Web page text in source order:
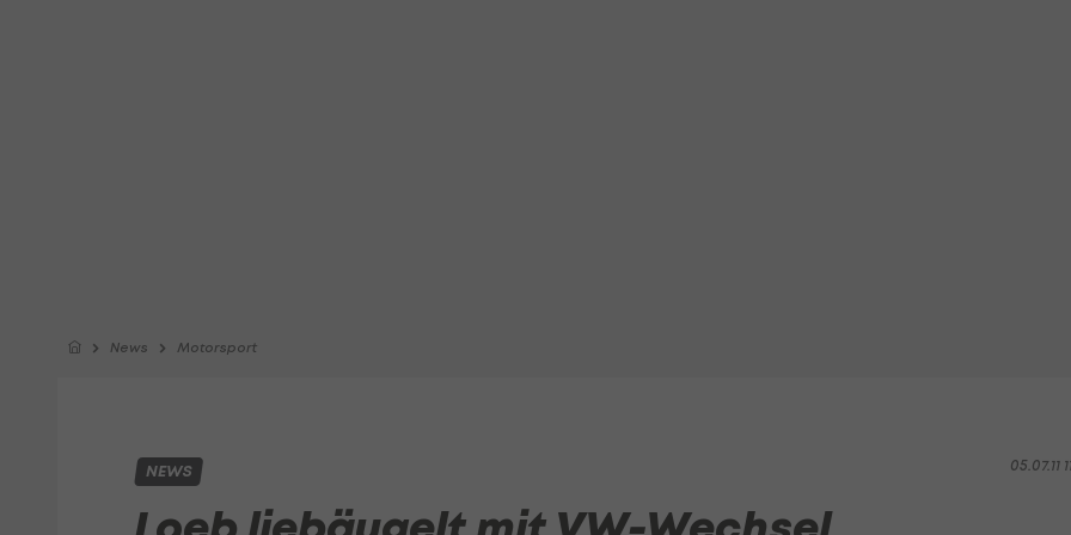
News Motorsport
05.07.11
NEWS